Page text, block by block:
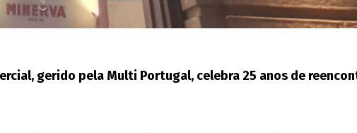
gerido pela Multi Portugal, celebra 25 anos de